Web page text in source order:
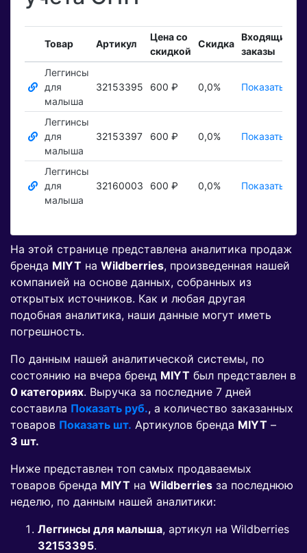
Товар Артикул
Цена со
скидкой
Скидка
Входящие
заказы
Леггинсы
для
малыша
32153395 600 ₽ 0,0% Показать ₽
Леггинсы
для
малыша
32153397 600 ₽ 0,0% Показать ₽
Леггинсы
для
малыша
32160003 600 ₽ 0,0% Показать ₽
На этой странице представлена аналитика продаж
бренда MIYT на Wildberries, произведенная нашей
компанией на основе данных, собранных из
открытых источников. Как и любая другая
подобная аналитика, наши данные могут иметь
погрешность.
По данным нашей аналитической системы, по
состоянию на вчера бренд MIYT был представлен в
0 категориях. Выручка за последние 7 дней
составила Показать руб., а количество заказанных
товаров Показать шт. Артикулов бренда MIYT –
3 шт.
Ниже представлен топ самых продаваемых
товаров бренда MIYT на Wildberries за последнюю
неделю, по данным нашей аналитики:
Леггинсы для малыша, артикул на Wildberries
32153395.